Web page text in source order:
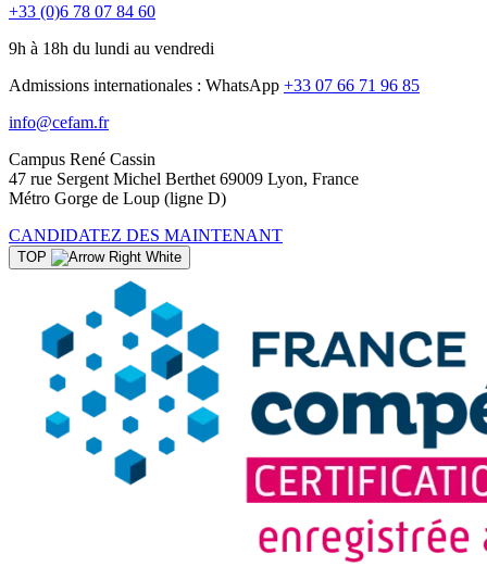
+33 (0)6 78 07 84 60
9h à 18h du lundi au vendredi
Admissions internationales : WhatsApp +33 07 66 71 96 85
info@cefam.fr
Campus René Cassin
47 rue Sergent Michel Berthet 69009 Lyon, France
Métro Gorge de Loup (ligne D)
CANDIDATEZ DES MAINTENANT
TOP